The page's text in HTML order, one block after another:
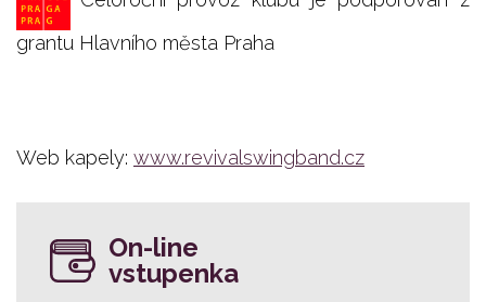
grantu Hlavního města Praha
Web kapely: www.revivalswingband.cz
On-line
vstupenka